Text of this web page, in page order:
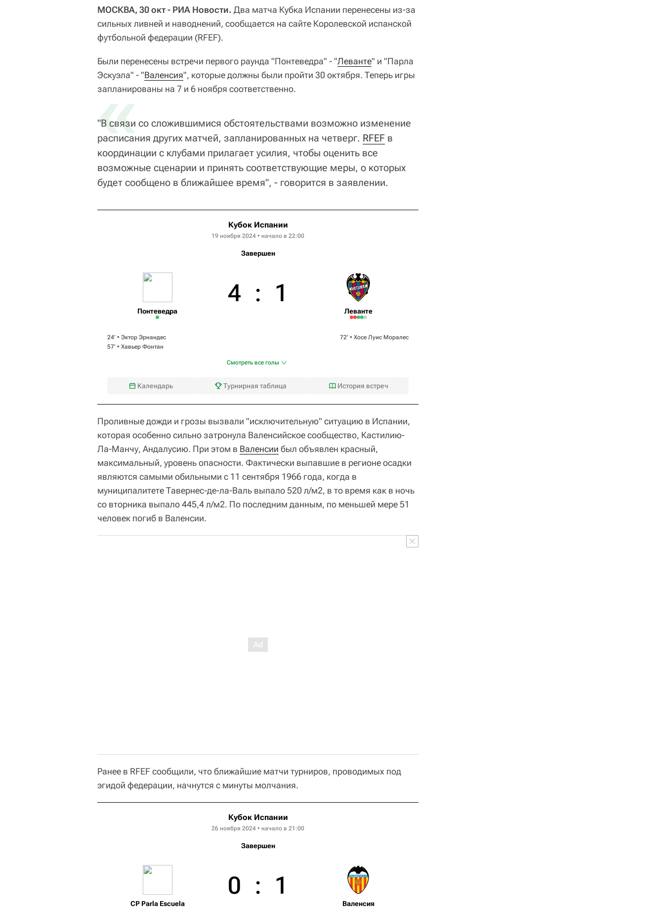
МОСКВА, 30 окт - РИА Новости. Два матча Кубка Испании перенесены из-за
сильных ливней и наводнений, сообщается на сайте Королевской испанской
футбольной федерации (RFEF).
Были перенесены встречи первого раунда "Понтеведра" - "Леванте" и "Парла
Эскуэла" - "Валенсия", которые должны были пройти 30 октября. Теперь игры
запланированы на 7 и 6 ноября соответственно.
«
"В связи со сложившимися обстоятельствами возможно изменение
расписания других матчей, запланированных на четверг. RFEF в
координации с клубами прилагает усилия, чтобы оценить все
возможные сценарии и принять соответствующие меры, о которых
будет сообщено в ближайшее время", - говорится в заявлении.
Кубок Испании
19 ноября 2024 • начало в 22:00
Завершен
Понтеведра
4 : 1
Леванте
24‎’‎ • Эктор Эрнандес
57‎’‎ • Хавьер Фонтан
72‎’‎ • Хосе Луис Моралес
Смотреть все голы
Календарь Турнирная таблица История встреч
Проливные дожди и грозы вызвали "исключительную" ситуацию в Испании,
которая особенно сильно затронула Валенсийское сообщество, Кастилию-
Ла-Манчу, Андалусию. При этом в Валенсии был объявлен красный,
максимальный, уровень опасности. Фактически выпавшие в регионе осадки
являются самыми обильными с 11 сентября 1966 года, когда в
муниципалитете Тавернес-де-ла-Валь выпало 520 л/м2, в то время как в ночь
со вторника выпало 445,4 л/м2. По последним данным, по меньшей мере 51
человек погиб в Валенсии.
Ранее в RFEF сообщили, что ближайшие матчи турниров, проводимых под
эгидой федерации, начнутся с минуты молчания.
Кубок Испании
26 ноября 2024 • начало в 21:00
Завершен
CP Parla Escuela
0 : 1
Валенсия